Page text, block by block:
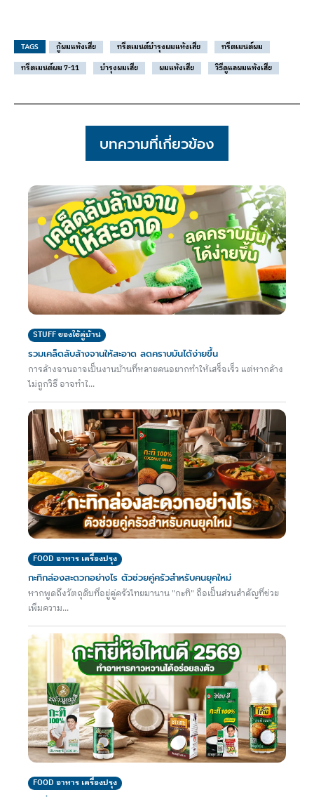
TAGS กู้ผมแห้งเสีย ทรีตเมนต์บำรุงผมแห้งเสีย
ทรีตเมนต์ผม
ทรีตเมนต์ผม 7-11
บำรุงผมเสีย ผมแห้งเสีย วิธีดูแลผมแห้งเสีย
บทความที่เกี่ยวข้อง
STUFF ของใช้คู่บ้าน
รวมเคล็ดลับล้างจานให้สะอาด ลดคราบมันได้ง่ายขึ้น
การล้างจานอาจเป็นงานบ้านที่หลายคนอยากทำให้เสร็จเร็ว แต่หากล้าง
ไม่ถูกวิธี อาจทำใ...
FOOD อาหาร เครื่องปรุง
กะทิกล่องสะดวกอย่างไร ตัวช่วยคู่ครัวสำหรับคนยุคใหม่
หากพูดถึงวัตถุดิบที่อยู่คู่ครัวไทยมานาน "กะทิ" ถือเป็นส่วนสำคัญที่ช่วย
เพิ่มความ...
FOOD อาหาร เครื่องปรุง